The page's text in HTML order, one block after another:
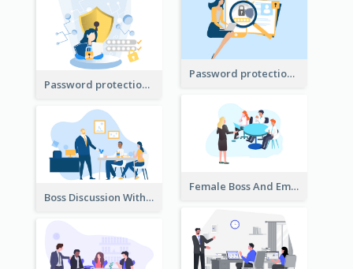
Password protection Illustration 2
Password protection Illustration
Female Boss And Employee Illustration
Boss Discussion With Employee Illustration